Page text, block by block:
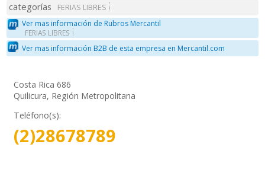
categorías
FERIAS LIBRES
Ver mas información de Rubros Mercantil
FERIAS LIBRES
Ver mas información B2B de esta empresa en Mercantil.com
Costa Rica 686
Quilicura, Región Metropolitana
Teléfono(s):
(2)28678789